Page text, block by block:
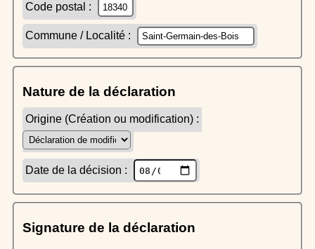
Code postal :
Commune / Localité :
Nature de la déclaration
Origine (Création ou modification) :
Date de la décision :
Signature de la déclaration